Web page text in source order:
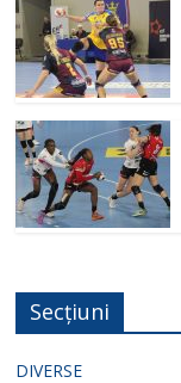
Secțiuni
DIVERSE